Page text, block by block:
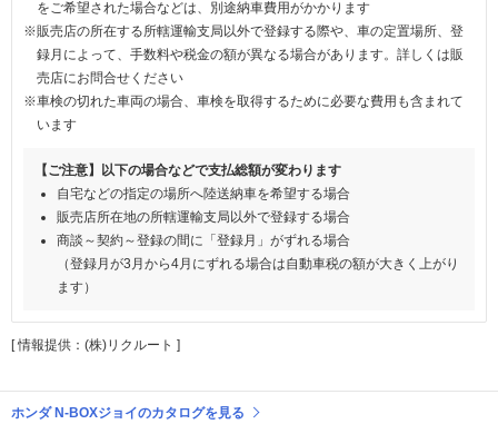
をご希望された場合などは、別途納車費用がかかります
※販売店の所在する所轄運輸支局以外で登録する際や、車の定置場所、登
録月によって、手数料や税金の額が異なる場合があります。詳しくは販
売店にお問合せください
※車検の切れた車両の場合、車検を取得するために必要な費用も含まれて
います
【ご注意】以下の場合などで支払総額が変わります
自宅などの指定の場所へ陸送納車を希望する場合
販売店所在地の所轄運輸支局以外で登録する場合
商談～契約～登録の間に「登録月」がずれる場合
（登録月が3月から4月にずれる場合は自動車税の額が大きく上がり
ます）
[ 情報提供：(株)リクルート ]
ホンダ N-BOXジョイのカタログを見る